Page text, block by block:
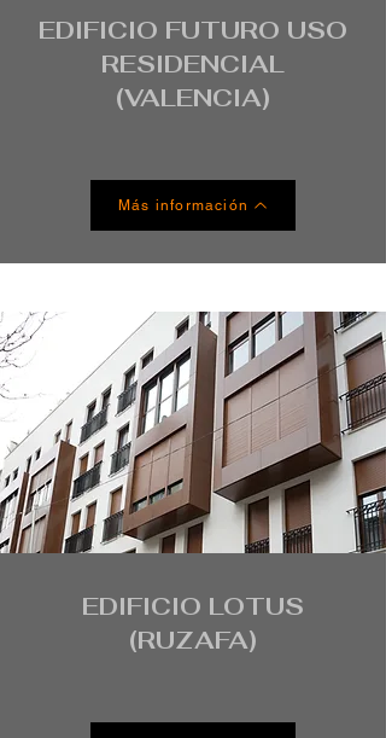
EDIFICIO FUTURO USO
RESIDENCIAL
(VALENCIA)
Más información
EDIFICIO LOTUS
(RUZAFA)